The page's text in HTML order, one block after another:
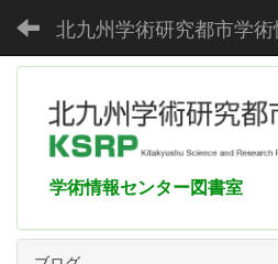
学術情報センター図書室